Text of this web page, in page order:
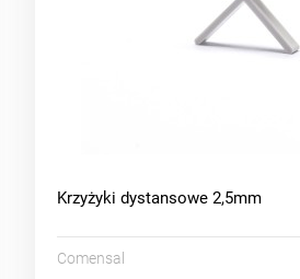
Krzyżyki dystansowe 2,5mm
Comensal